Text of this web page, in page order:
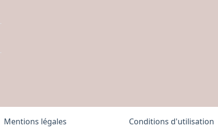
Mentions légales Conditions d'utilisation